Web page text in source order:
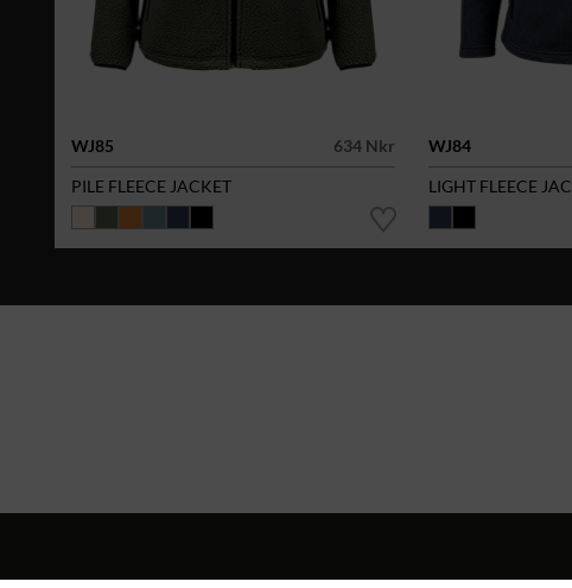
WJ85
634 Nkr
PILE FLEECE JACKET
WJ84
LIGHT FLEECE